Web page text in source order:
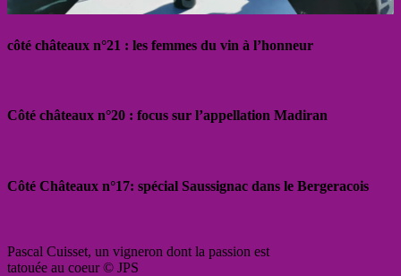
côté châteaux n°21 : les femmes du vin à l’honneur
Côté châteaux n°20 : focus sur l’appellation Madiran
Côté Châteaux n°17: spécial Saussignac dans le Bergeracois
Pascal Cuisset, un vigneron dont la passion est
tatouée au coeur © JPS